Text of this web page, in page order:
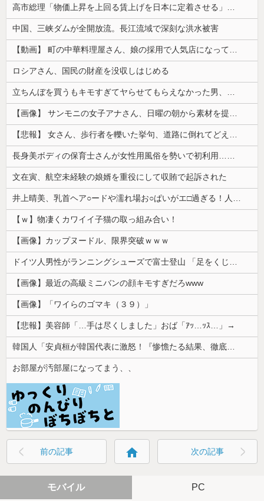
高市総理「物価上昇を上回る賃上げを日本に定着させる」⇒ 国家公務員月給3.51％増へ
中国、三峡ダムが全開放流。長江流域で深刻な洪水被害
【動画】 町の中華料理屋さん、娘の採用で人気店になってしまう
ロシアさん、国民の財産を没収しはじめる
立ちんぼを買うもキモすぎてヤらせてもらえなかった男、代わりの足コキでまさかの大量身寸米青ｗｗｗ
【画像】 サンモニの女子アナさん、日曜の朝から素材を提供してしまう
【悲報】 女さん、歩行者を轢いた挙句、道路に倒れてどえらいことになってしまうw w w w w w w
長身美ボディの保育士さんが女性用風俗を勢いで初利用…子供に絶対見せられないメスの顔でイキまくり。
文在寅、航空未経験の娘婿を重役にして収賄で起訴された
井上晴美、乳首ヘア○ードや濡れ場お○ぱいがエ□過ぎる！人生最後のラスト写真集、最高！！
【ｗ】物凄くカワイイ子猫の取っ組み合い！
【画像】カップヌードル、限界突破ｗｗｗ
ドイツ人男性がランニングシューズで富士登山 「足をくじいて動けない」
【画像】最近の高級ミニバンの顔キモすぎだろwww
【画像】「ワイらのゴマキ（３９）」
【悲報】美容師「…手は尽くしました」おば「ｱｯ…ｯｽ…」→
韓国人「安貞桓が韓国代表に激怒！『惨憺たる結果、徹底的な刷新が必要だ』と監督や協会を痛烈批判」
お部屋が汚部屋になってまう、、
前の記事 home 次の記事
モバイル PC